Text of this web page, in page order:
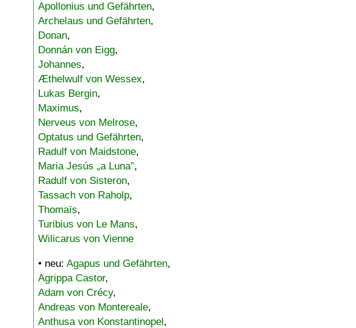
Apollonius und Gefährten,
Archelaus und Gefährten,
Donan,
Donnán von Eigg,
Johannes,
Æthelwulf von Wessex,
Lukas Bergin,
Maximus,
Nerveus von Melrose,
Optatus und Gefährten,
Radulf von Maidstone,
Maria Jesús „a Luna”,
Radulf von Sisteron,
Tassach von Raholp,
Thomaïs,
Turibius von Le Mans,
Wilicarus von Vienne
• neu: Agapus und Gefährten,
Agrippa Castor,
Adam von Crécy,
Andreas von Montereale,
Anthusa von Konstantinopel,